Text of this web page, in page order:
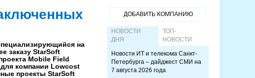
на
заказу StarSoft
Mobile Field
компании Lowcost
проекты StarSoft
ДОБАВИТЬ КОМПАНИЮ
НОВОСТИ
ДНЯ
ТОП-
НОВОСТИ
Новости ИТ и телекома Санкт-
Петербурга – дайджест СМИ на
7 августа 2026 года